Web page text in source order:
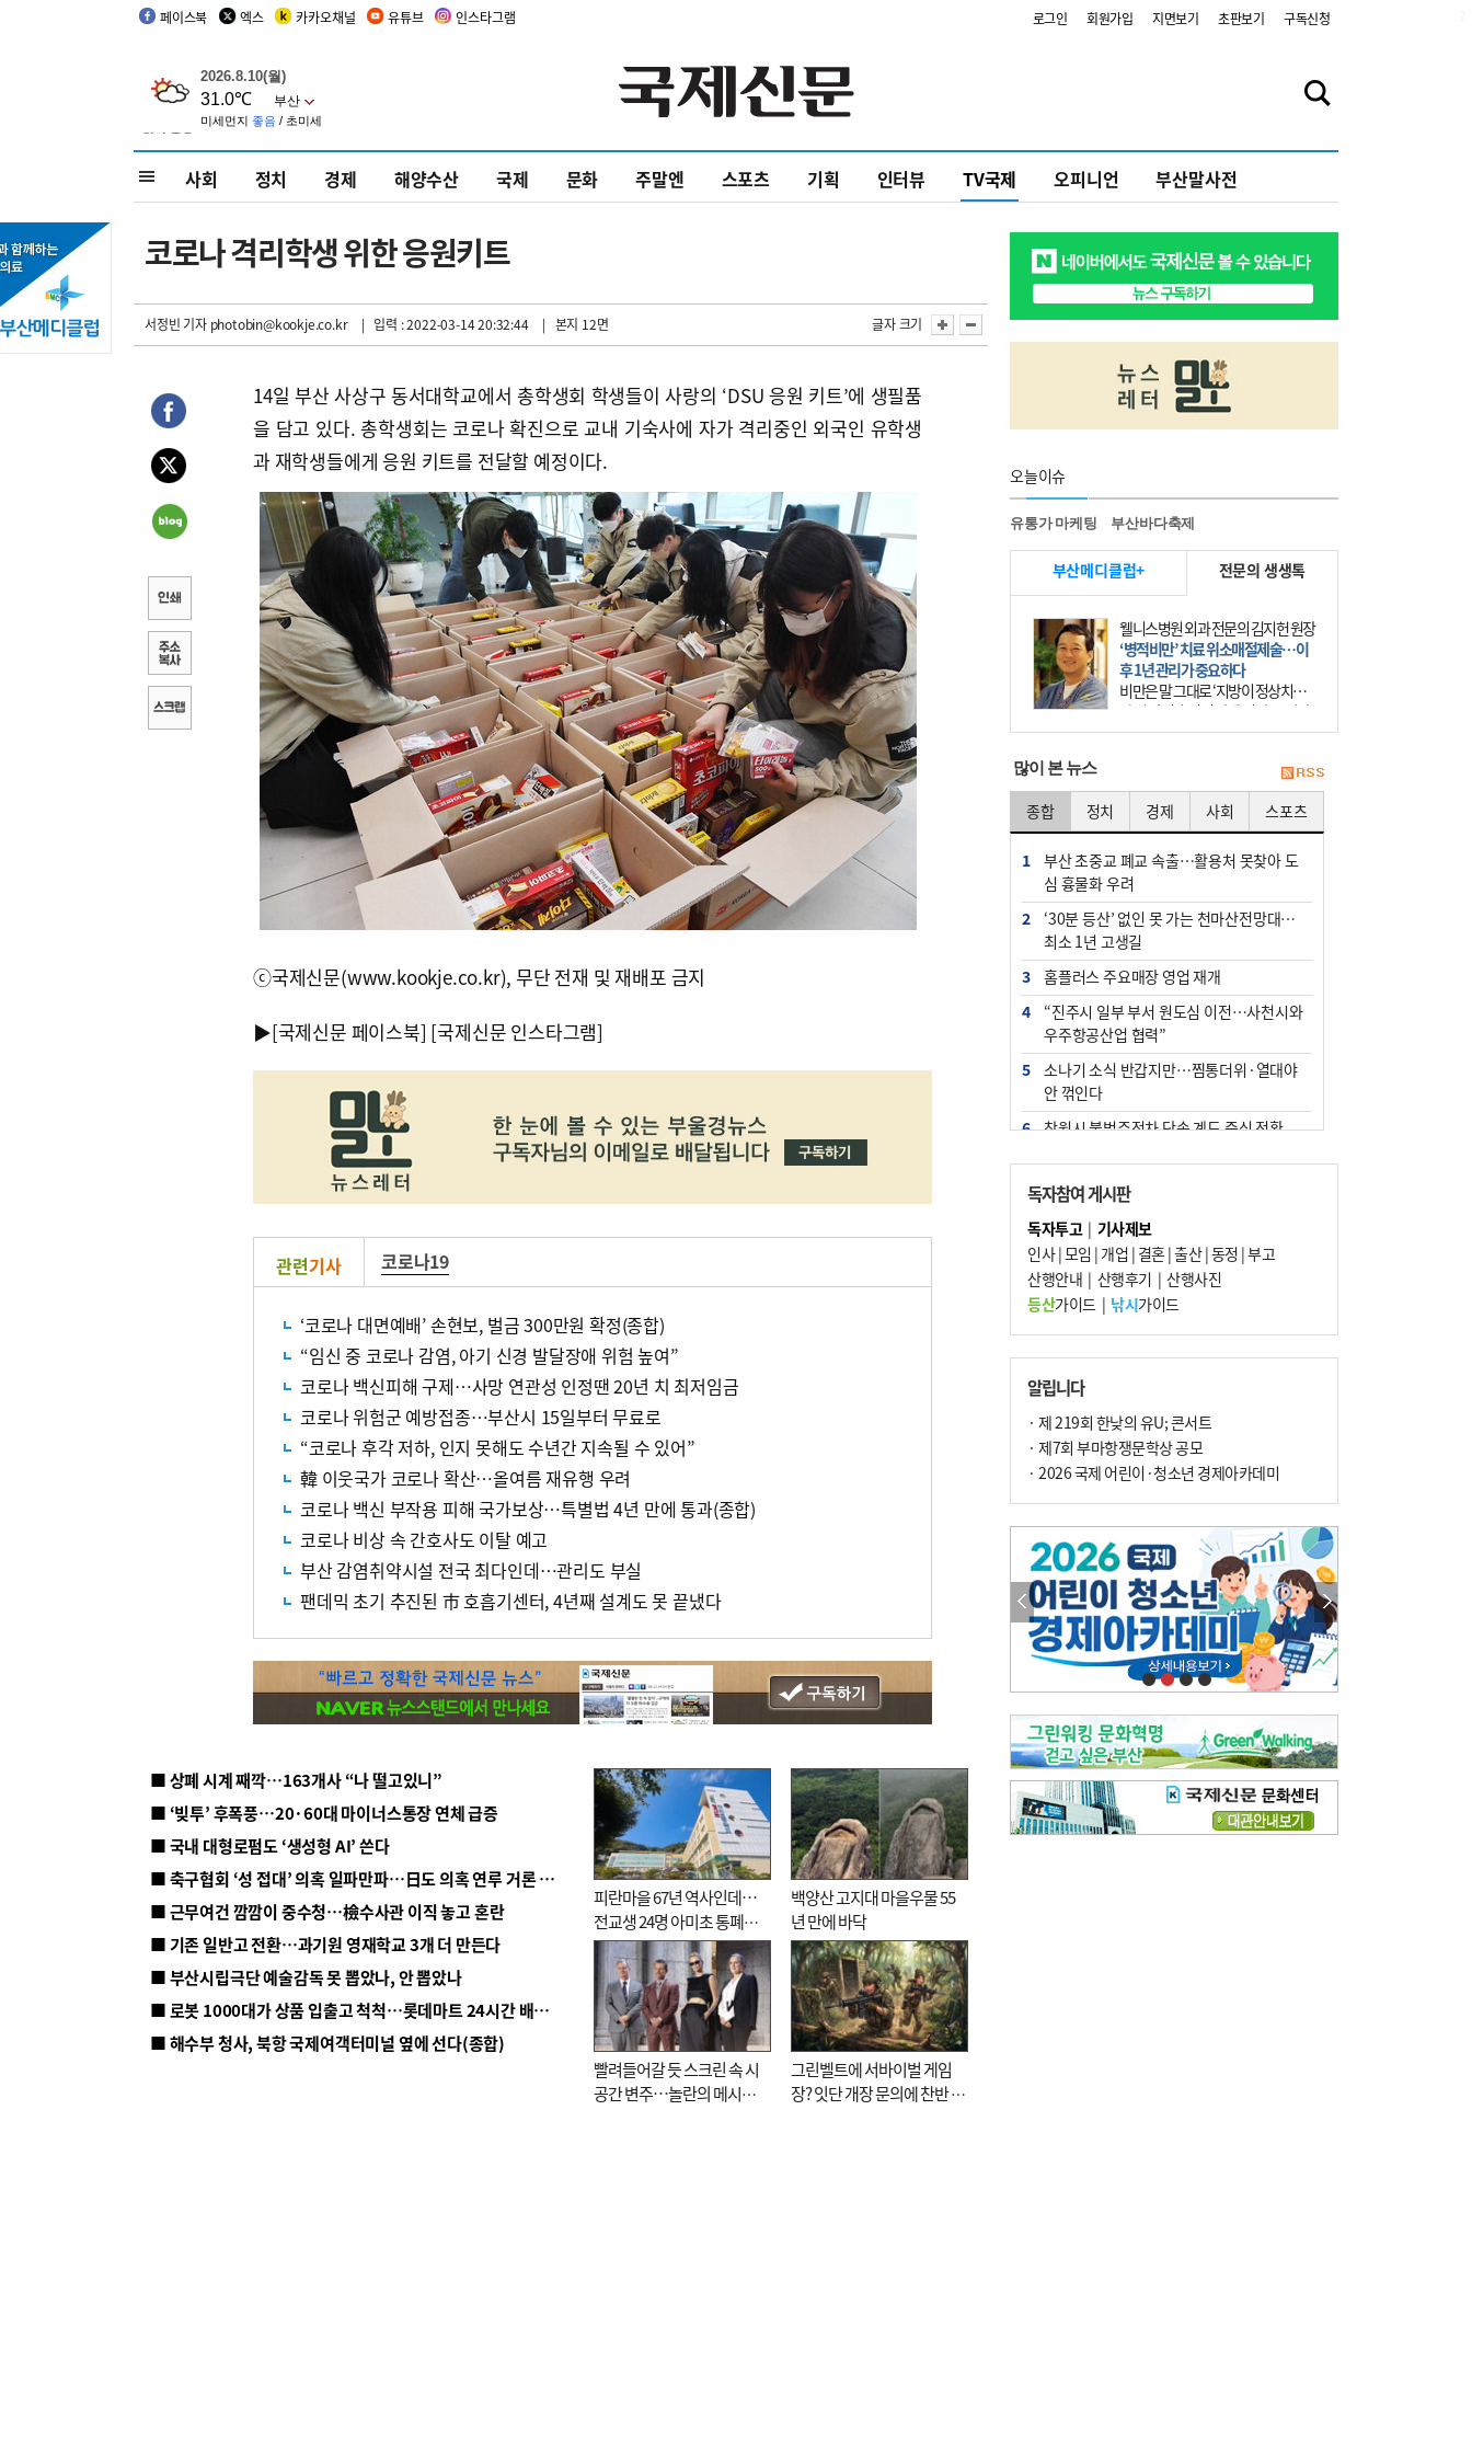
페이스북 엑스 카카오채널 유튜브 인스타그램 로그인 회원가입 지면보기 초판보기 구독신청
사회 정치 경제 해양수산 국제 문화 주말엔 스포츠 기획 인터뷰 TV국제 오피니언 부산말사전
코로나 격리학생 위한 응원키트
서정빈 기자photobin@kookje.co.kr | 입력 : 2022-03-14 20:32:44 | 본지 12면 글자 크기
14일 부산 사상구 동서대학교에서 총학생회 학생들이 사랑의 ‘DSU 응원 키트’에 생필품
을 담고 있다. 총학생회는 코로나 확진으로 교내 기숙사에 자가 격리중인 외국인 유학생
과 재학생들에게 응원 키트를 전달할 예정이다.
ⓒ국제신문(www.kookje.co.kr), 무단 전재 및 재배포 금지
▶[국제신문 페이스북] [국제신문 인스타그램]
관련기사 코로나19
‘코로나 대면예배’ 손현보, 벌금 300만원 확정(종합)
“임신 중 코로나 감염, 아기 신경 발달장애 위험 높여”
코로나 백신피해 구제…사망 연관성 인정땐 20년 치 최저임금
코로나 위험군 예방접종…부산시 15일부터 무료로
“코로나 후각 저하, 인지 못해도 수년간 지속될 수 있어”
韓 이웃국가 코로나 확산…올여름 재유행 우려
코로나 백신 부작용 피해 국가보상…특별법 4년 만에 통과(종합)
코로나 비상 속 간호사도 이탈 예고
부산 감염취약시설 전국 최다인데…관리도 부실
팬데믹 초기 추진된 市 호흡기센터, 4년째 설계도 못 끝냈다
■ 상폐 시계 째깍…163개사 “나 떨고있니”
■ ‘빚투’ 후폭풍…20·60대 마이너스통장 연체 급증
■ 국내 대형로펌도 ‘생성형 AI’ 쓴다
■ 축구협회 ‘성 접대’ 의혹 일파만파…日도 의혹 연루 거론 심판 2명 조사
■ 근무여건 깜깜이 중수청…檢수사관 이직 놓고 혼란
■ 기존 일반고 전환…과기원 영재학교 3개 더 만든다
■ 부산시립극단 예술감독 못 뽑았나, 안 뽑았나
■ 로봇 1000대가 상품 입출고 척척…롯데마트 24시간 배송 자동화
■ 해수부 청사, 북항 국제여객터미널 옆에 선다(종합)
피란마을 67년 역사인데…
전교생 24명 아미초 통폐합
기로
백양산 고지대 마을우물 55
년 만에 바닥
빨려들어갈 듯 스크린 속 시
공간 변주…놀란의 메시지
그린벨트에 서바이벌 게임
장? 잇단 개장 문의에 찬반 논
오늘이슈
유통가 마케팅 부산바다축제
부산메디클럽+ 전문의 생생톡
웰니스병원 외과 전문의 김지헌 원장
‘병적비만’ 치료 위소매절제술…이
후 1년 관리가 중요하다
비만은 말 그대로 ‘지방이 정상치보
다 더 많이 축적된 상태’이다. 그러나
비만은 더는 외모의 문제에 끝나지 않
많이 본 뉴스
종합 정치 경제 사회 스포츠
1
부산 초중교 폐교 속출…활용처 못찾아 도
심 흉물화 우려
2
‘30분 등산’ 없인 못 가는 천마산전망대…
최소 1년 고생길
3
홈플러스 주요매장 영업 재개
4
“진주시 일부 부서 원도심 이전…사천시와
우주항공산업 협력”
5
소나기 소식 반갑지만…찜통더위·열대야
안 꺾인다
6
창원시 불법주정차 단속 계도 중심 전환
7
엘시티 ‘사무장병원’ 일당 기소…명의 빌려
준 의사는 구속
8
인신매매 탈출하다 다친 외국인, 치료비 폭
탄까지 맞을뻔
9
신고 없이 홍보·모집…민간임대조합 피해
주의보
10 [와이라노]‘공공기관 지방이전’ 효과 있었
나 살펴보니
독자참여 게시판
독자투고| 기사제보
인사|모임 | 개업 | 결혼|출산|동정 |부고
산행안내 | 산행후기 | 산행사진
등산가이드| 낚시가이드
알립니다
· 제 219회 한낮의 유U; 콘서트
· 제7회 부마항쟁문학상 공모
· 2026 국제 어린이·청소년 경제아카데미